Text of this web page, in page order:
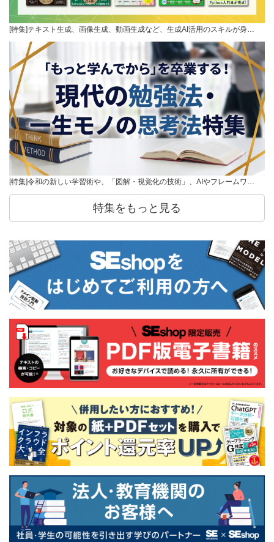
[特集]テキスト生成、画像生成、動画生成など、生成AI活用のスキルが身…
[特集]令和の新しい学習術や、「図解・視覚化の技術」、AIやフレームワ…
特集をもっと見る